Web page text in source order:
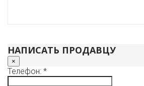
НАПИСАТЬ ПРОДАВЦУ
×
Телефон: *